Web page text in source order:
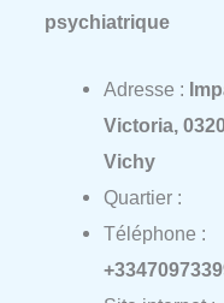
psychiatrique
Adresse :
Victoria,
Vichy
Quartier :
Téléphone :